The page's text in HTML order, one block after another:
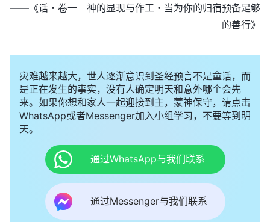
——《话・卷一 神的显现与作工・当为你的归宿预备足够
的善行》
灾难越来越大，世人逐渐意识到圣经预言不是童话，而
是正在发生的事实，没有人确定明天和意外哪个会先
来。如果你想和家人一起迎接到主，蒙神保守，请点击
WhatsApp或者Messenger加入小组学习，不要等到明
天。
通过WhatsApp与我们联系
通过Messenger与我们联系